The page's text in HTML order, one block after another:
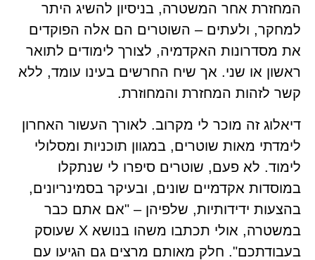
המחזרת אחר המשטרה, בניסיון להשיג היתר
למחקר, ולעתים – השוטרים הם אלה הפוקדים
את מסדרונות האקדמיה, לצורך לימודים לתואר
ראשון או שני. אך שיח החרשים בעינו עומד, ללא
לזהות המחזרת והמחוזרת.
דיאלוג זה מוכר לי מקרוב. לאורך העשור האחרון
לימדתי מאות שוטרים, במגוון תוכניות ומסלולי
לימוד. לא פעם, שוטרים סיפרו לי שנתקלו
במוסדות אקדמיים שונים, ובעיקר בסמינריונים,
בהצעות ידידותיות, שלפיהן – "אם אתם כבר
במשטרה, אולי תכתבו משהו בנושא X שעוסק
בעבודתכם". חלק מאותם מרצים גם הגיעו עם